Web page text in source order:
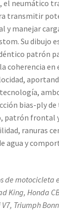
el neumático
transmitir
y manejar
Su dibujo
patrón
coherencia
bias-ply
patrón frontal
ranuras
agua y
de motocicleta
King, Honda
V7, Triumph